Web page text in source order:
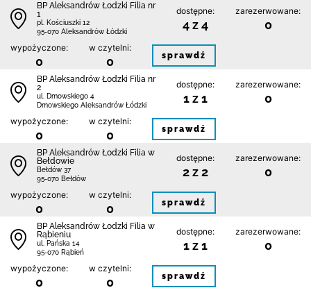
BP Aleksandrów Łodzki Filia nr
1
pl. Kościuszki 12
95-070 Aleksandrów Łódzki
dostępne:
4 z 4
zarezerwowane:
0
wypożyczone:
0
w czytelni:
0 sprawdź
BP Aleksandrów Łodzki Filia nr
2
ul. Dmowskiego 4
Dmowskiego Aleksandrów Łódzki
dostępne:
1 z 1
zarezerwowane:
0
wypożyczone:
0
w czytelni:
0 sprawdź
BP Aleksandrów Łodzki Filia w
Bełdowie
Bełdów 37
95-070 Bełdów
dostępne:
2 z 2
zarezerwowane:
0
wypożyczone:
0
w czytelni:
0 sprawdź
BP Aleksandrów Łodzki Filia w
Rąbieniu
ul. Pańska 14
95-070 Rąbień
dostępne:
1 z 1
zarezerwowane:
0
wypożyczone:
0
w czytelni:
0 sprawdź